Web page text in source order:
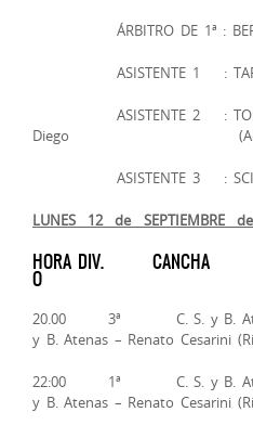
ÁRBITRO DE 1ª :
ASISTENTE 1 :
ASISTENTE 2 :
Diego (Arb 3ra)
ASISTENTE 3 :
LUNES 12 de SEPTIEMBRE
HORA DIV.
O
20.00 3ª C. S. y B.
y B. Atenas – Renato Cesarini
22:00 1ª C. S. y B.
y B. Atenas – Renato Cesarini